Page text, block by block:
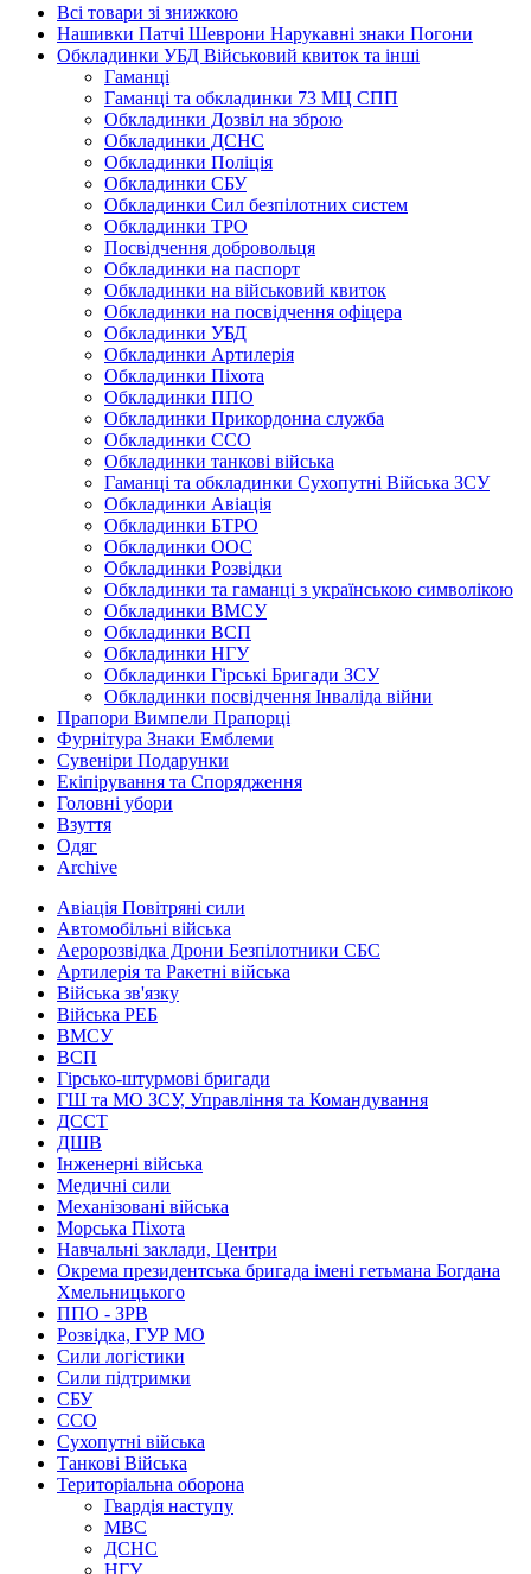
Всі товари зі знижкою
Нашивки Патчі Шеврони Нарукавні знаки Погони
Обкладинки УБД Військовий квиток та інші
Гаманці
Гаманці та обкладинки 73 МЦ СПП
Обкладинки Дозвіл на зброю
Обкладинки ДСНС
Обкладинки Поліція
Обкладинки СБУ
Обкладинки Сил безпілотних систем
Обкладинки ТРО
Посвідчення добровольця
Обкладинки на паспорт
Обкладинки на військовий квиток
Обкладинки на посвідчення офіцера
Обкладинки УБД
Обкладинки Артилерія
Обкладинки Піхота
Обкладинки ППО
Обкладинки Прикордонна служба
Обкладинки ССО
Обкладинки танкові війська
Гаманці та обкладинки Сухопутні Війська ЗСУ
Обкладинки Авіація
Обкладинки БТРО
Обкладинки ООС
Обкладинки Розвідки
Обкладинки та гаманці з українською символікою
Обкладинки ВМСУ
Обкладинки ВСП
Обкладинки НГУ
Обкладинки Гірські Бригади ЗСУ
Обкладинки посвідчення Інваліда війни
Прапори Вимпели Прапорці
Фурнітура Знаки Емблеми
Сувеніри Подарунки
Екіпірування та Спорядження
Головні убори
Взуття
Одяг
Archive
Авіація Повітряні сили
Автомобільні війська
Аеророзвідка Дрони Безпілотники СБС
Артилерія та Ракетні війська
Війська зв'язку
Війська РЕБ
ВМСУ
ВСП
Гірсько-штурмові бригади
ГШ та МО ЗСУ, Управління та Командування
ДССТ
ДШВ
Інженерні війська
Медичні сили
Механізовані війська
Морська Піхота
Навчальні заклади, Центри
Окрема президентська бригада імені гетьмана Богдана
Хмельницького
ППО - ЗРВ
Розвідка, ГУР МО
Сили логістики
Сили підтримки
СБУ
ССО
Сухопутні війська
Танкові Війська
Територіальна оборона
Гвардія наступу
МВС
ДСНС
НГУ